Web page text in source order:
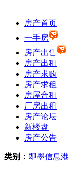
房产首页
一手房
房产出售
房产出租
房产求购
房产求租
房屋合租
厂房出租
房产论坛
新楼盘
房产公告
类别： 即墨信息港